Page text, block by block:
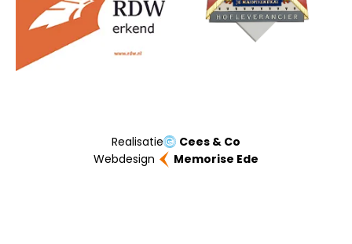
Realisatie
Cees & Co
Webdesign
Memorise Ede